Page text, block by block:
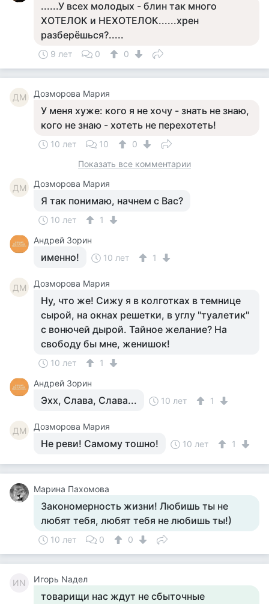
......У всех молодых - блин так много
ХОТЕЛОК и НЕХОТЕЛОК......хрен
разберёшься?.....
9 лет 0 0
ДМ Дозморова Мария
У меня хуже: кого я не хочу - знать не знаю,
кого не знаю - хотеть не перехотеть!
10 лет 10
0
Показать все комментарии
ДМ Дозморова Мария
Я так понимаю, начнем с Вас?
10 лет
1
Андрей Зорин
именно! 10 лет 1
ДМ Дозморова Мария
Ну, что же! Сижу я в колготках в темнице
сырой, на окнах решетки, в углу "туалетик"
с вонючей дырой. Тайное желание? На
свободу бы мне, женишок!
10 лет
1
Андрей Зорин
Эхх, Слава, Слава... 10 лет 1
ДМ Дозморова Мария
Не реви! Самому тошно! 10 лет 1
Марина Пахомова
Закономерность жизни! Любишь ты не
любят тебя, любят тебя не любишь ты!)
10 лет 0 0
ИN Игорь Nадел
товарищи нас ждут не сбыточные